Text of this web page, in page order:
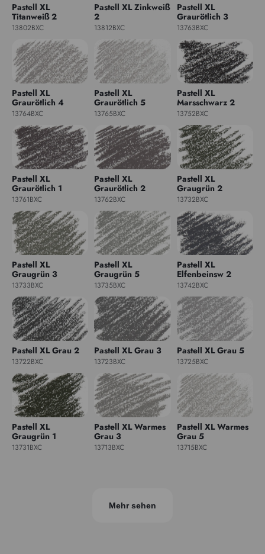
Pastell XL
Titanweiß 2
13802BXC
Pastell XL Zinkweiß
2
13812BXC
Pastell XL
Graurötlich 3
13763BXC
Pastell XL
Graurötlich 4
13764BXC
Pastell XL
Graurötlich 5
13765BXC
Pastell XL
Marsschwarz 2
13752BXC
Pastell XL
Graurötlich 1
13761BXC
Pastell XL
Graurötlich 2
13762BXC
Pastell XL
Graugrün 2
13732BXC
Pastell XL
Graugrün 3
13733BXC
Pastell XL
Graugrün 5
13735BXC
Pastell XL
Elfenbeinsw 2
13742BXC
Pastell XL Grau 2
13722BXC
Pastell XL Grau 3
13723BXC
Pastell XL Grau 5
13725BXC
Pastell XL
Graugrün 1
13731BXC
Pastell XL Warmes
Grau 3
13713BXC
Pastell XL Warmes
Grau 5
13715BXC
Mehr sehen